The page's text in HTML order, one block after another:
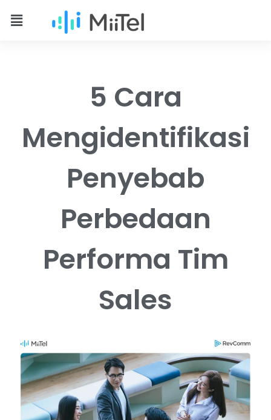
5 Cara
Mengidentifikasi
Penyebab
Perbedaan
Performa Tim
Sales